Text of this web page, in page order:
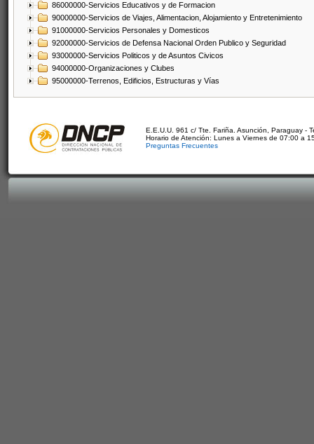
86000000-Servicios Educativos y de Formacion
90000000-Servicios de Viajes, Alimentacion, Alojamiento y Entretenimiento
91000000-Servicios Personales y Domesticos
92000000-Servicios de Defensa Nacional Orden Publico y Seguridad
93000000-Servicios Politicos y de Asuntos Civicos
94000000-Organizaciones y Clubes
95000000-Terrenos, Edificios, Estructuras y Vías
E.E.U.U. 961 c/ Tte. Fariña. Asunción, Paraguay -
Horario de Atención: Lunes a Viernes de 07:00 a
Preguntas Frecuentes